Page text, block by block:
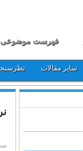
فهرست موضوعی
سایر مقالات
سه